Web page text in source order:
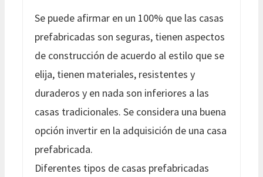
Se puede afirmar en un 100% que las casas
prefabricadas son seguras, tienen aspectos
de construcción de acuerdo al estilo que se
elija, tienen materiales, resistentes y
duraderos y en nada son inferiores a las
casas tradicionales. Se considera una buena
opción invertir en la adquisición de una casa
prefabricada.
Diferentes tipos de casas prefabricadas